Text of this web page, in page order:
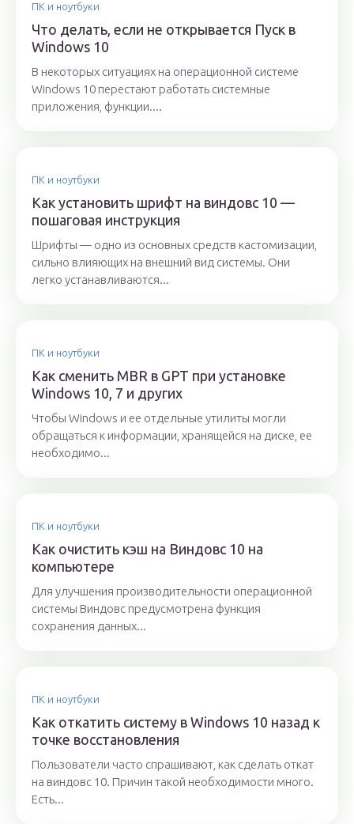
ПК и ноутбуки
Что делать, если не открывается Пуск в
Windows 10
В некоторых ситуациях на операционной системе
Windows 10 перестают работать системные
приложения, функции....
ПК и ноутбуки
Как установить шрифт на виндовс 10 —
пошаговая инструкция
Шрифты — одно из основных средств кастомизации,
сильно влияющих на внешний вид системы. Они
легко устанавливаются...
ПК и ноутбуки
Как сменить MBR в GPT при установке
Windows 10, 7 и других
Чтобы Windows и ее отдельные утилиты могли
обращаться к информации, хранящейся на диске, ее
необходимо...
ПК и ноутбуки
Как очистить кэш на Виндовс 10 на
компьютере
Для улучшения производительности операционной
системы Виндовс предусмотрена функция
сохранения данных...
ПК и ноутбуки
Как откатить систему в Windows 10 назад к
точке восстановления
Пользователи часто спрашивают, как сделать откат
на виндовс 10. Причин такой необходимости много.
Есть...